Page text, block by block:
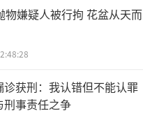
物嫌疑人被行拘 花盆从天而
诊获刑：我认错但不能认罪
刑事责任之争